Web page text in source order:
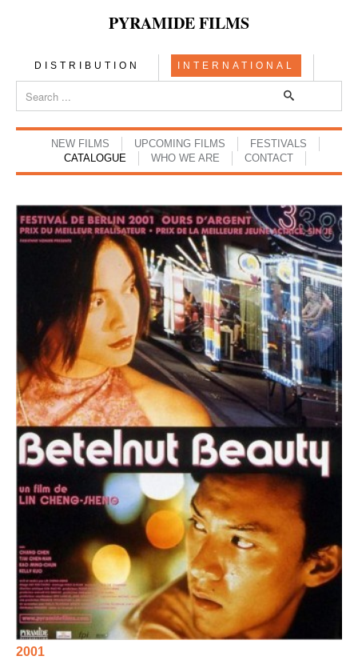
PYRAMIDE FILMS
DISTRIBUTION INTERNATIONAL
NEW FILMS UPCOMING FILMS
FESTIVALS
CATALOGUE
WHO WE ARE CONTACT
2001